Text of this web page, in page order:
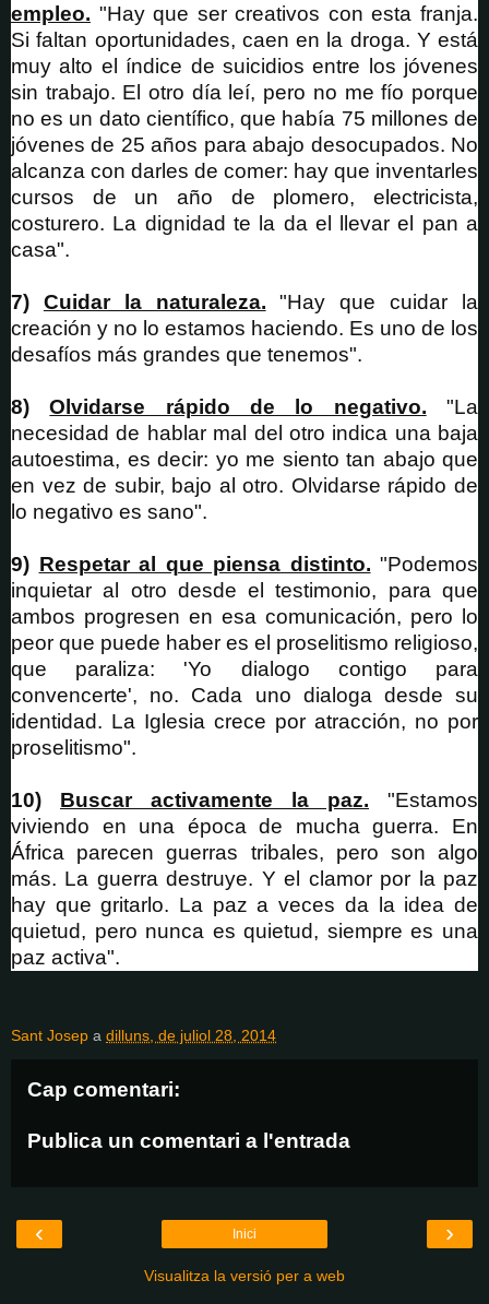
empleo. "Hay que ser creativos con esta franja.
Si faltan oportunidades, caen en la droga. Y está
muy alto el índice de suicidios entre los jóvenes
sin trabajo. El otro día leí, pero no me fío porque
no es un dato científico, que había 75 millones de
jóvenes de 25 años para abajo desocupados. No
alcanza con darles de comer: hay que inventarles
cursos de un año de plomero, electricista,
costurero. La dignidad te la da el llevar el pan a
casa".
7) Cuidar la naturaleza.
"Hay que cuidar la
creación y no lo estamos haciendo. Es uno de los
desafíos más grandes que tenemos".
8)Olvidarse rápido de lo negativo.
"La
necesidad de hablar mal del otro indica una baja
autoestima, es decir: yo me siento tan abajo que
en vez de subir, bajo al otro. Olvidarse rápido de
lo negativo es sano".
9) Respetar al que piensa distinto. "Podemos
inquietar al otro desde el testimonio, para que
ambos progresen en esa comunicación, pero lo
peor que puede haber es el proselitismo religioso,
que paraliza: 'Yo dialogo contigo para
convencerte', no. Cada uno dialoga desde su
identidad. La Iglesia crece por atracción, no por
proselitismo".
10) Buscar activamente la paz.
"Estamos
viviendo en una época de mucha guerra. En
África parecen guerras tribales, pero son algo
más. La guerra destruye. Y el clamor por la paz
hay que gritarlo. La paz a veces da la idea de
quietud, pero nunca es quietud, siempre es una
paz activa".
Sant Josep a dilluns, de juliol 28, 2014
Cap comentari:
Publica un comentari a l'entrada
‹ ›
Inici
Visualitza la versió per a web